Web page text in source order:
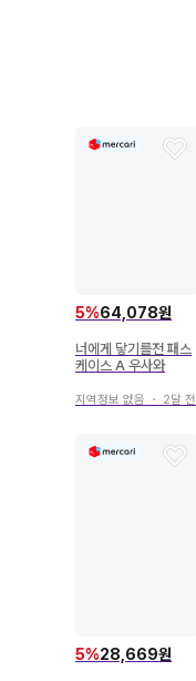
5%64,078원
너에게 닿기를전 패스
케이스 A 우사와
지역정보 없음 ・ 2달 전
5%28,669원